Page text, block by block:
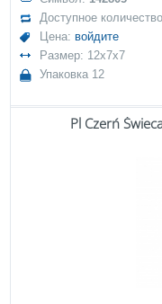
Доступное
Цена: войдите
Размер: 12x7x7
Упаковка 12
Pl Czerń